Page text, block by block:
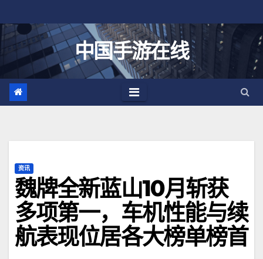
至
中国手游在线
资讯
魏牌全新蓝山10月斩获
多项第一，车机性能与续
航表现位居各大榜单榜首